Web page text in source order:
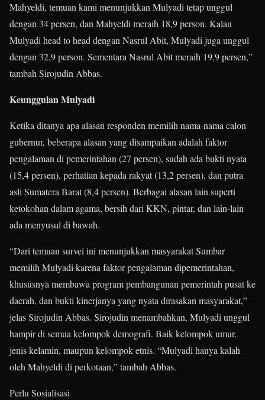
Mahyeldi, temuan kami menunjukkan Mulyadi tetap unggul
dengan 34 persen, dan Mahyeldi meraih 18,9 person. Kalau
Mulyadi head to head dengan Nasrul Abit, Mulyadi juga unggul
dengan 32,9 person. Sementara Nasrul Abit meraih 19,9 persen,”
tambah Sirojudin Abbas.
Keunggulan Mulyadi
Ketika ditanya apa alasan responden memilih nama-nama calon
gubernur, beberapa alasan yang disampaikan adalah faktor
pengalaman di pemerintahan (27 persen), sudah ada bukti nyata
(15,4 persen), perhatian kepada rakyat (13,2 persen), dan putra
asli Sumatera Barat (8,4 persen). Berbagai alasan lain superti
ketokohan dalam agama, bersih dari KKN, pintar, dan lain-lain
ada menyusul di bawah.
“Dari temuan survei ini menunjukkan masyarakat Sumbar
memilih Mulyadi karena faktor pengalaman dipemerintahan,
khususnya membawa program pembangunan pemerintah pusat ke
daerah, dan bukti kinerjanya yang nyata dirasakan masyarakat,”
jelas Sirojudin Abbas. Sirojudin menambahkan, Mulyadi unggul
hampir di semua kelompok demografi. Baik kelompok umur,
jenis kelamin, maupun kelompok etnis. “Mulyadi hanya kalah
oleh Mahyeldi di perkotaan,” tambah Abbas.
Perlu Sosialisasi